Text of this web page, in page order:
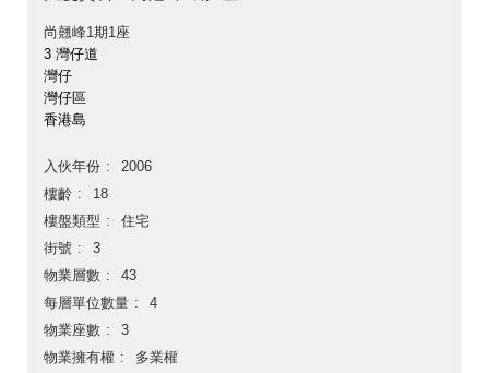
尚翹峰1期1座
3 灣仔道
灣仔
灣仔區
香港島
入伙年份
2006
樓齡
18
樓盤類型
住宅
街號
3
物業層數
43
每層單位數量
4
物業座數
3
物業擁有權
多業權